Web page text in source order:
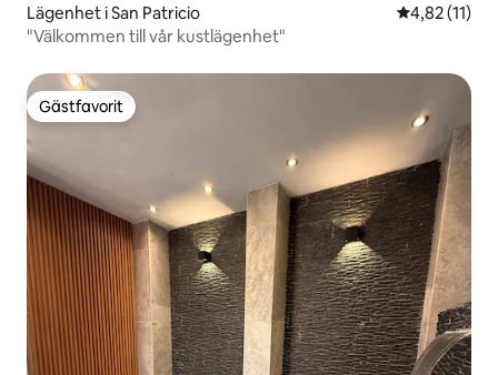
Lägenhet i San Patricio 4,82 av 5 i
4,82 (11)
"Välkommen till vår kustlägenhet"
Gästfavorit
Gästfavorit